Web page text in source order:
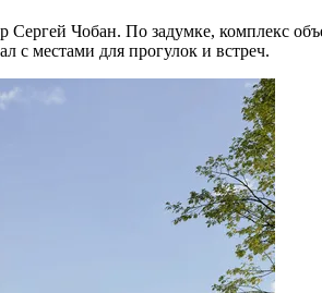
Сергей Чобан. По задумке, комплекс
с местами для прогулок и встреч.